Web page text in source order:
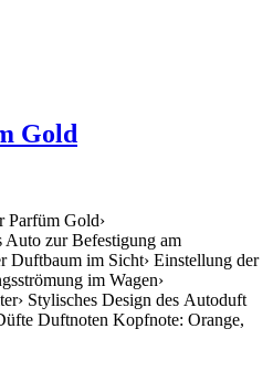
Gold
Parfüm Gold›
zur Befestigung am
Duftbaum im Sicht› Einstellung der
im Wagen›
Stylisches Design des Autoduft
Duftnoten Kopfnote: Orange,